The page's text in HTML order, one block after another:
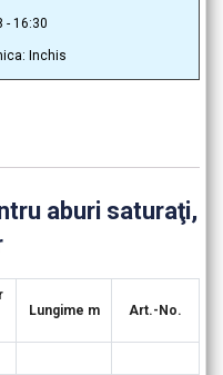
- 16:30
Inchis
aburi saturaţi,
Lungime m Art.-No.